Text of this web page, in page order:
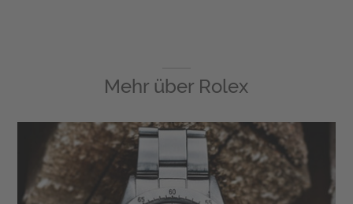
Mehr über Rolex